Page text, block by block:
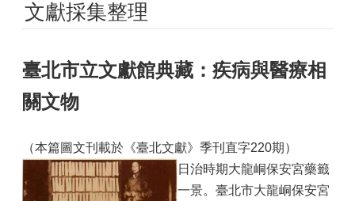
文獻採集整理
臺北市立文獻館典藏：疾病與醫療相
關文物
（本篇圖文刊載於《臺北文獻》季刊直字220期）
日治時期大龍峒保安宮藥籤
一景。臺北市大龍峒保安宮